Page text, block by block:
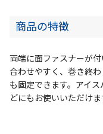
商品の特徴
両端に面ファスナーが
合わせやすく、巻き終
も固定できます。アイ
どにもお使いいただけま